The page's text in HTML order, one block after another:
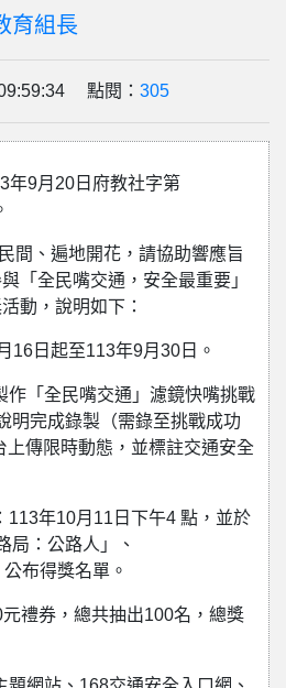
育組長
點閱： 305
年9月20日府教社字第
間、遍地開花，請協助響應旨
「全民嘴交通，安全最重要」
動，說明如下：
16日起至113年9月30日。
作「全民嘴交通」濾鏡快嘴挑戰
明完成錄製（需錄至挑戰成功
上傳限時動態，並標註交通安全
113年10月11日下午4 點，並於
局：公路人」、
布得獎名單。
禮券，總共抽出100名，總獎